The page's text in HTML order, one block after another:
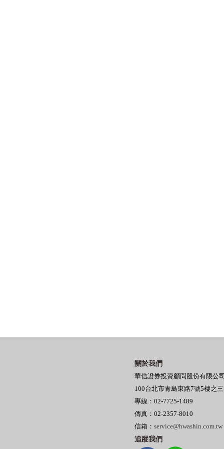
關於我們
華信證券投資顧問股份有限公
100台北市青島東路7號5樓之
專線：02-7725-1489
傳真：02-2357-8010
信箱： service@hwashin.com.tw
追蹤我們